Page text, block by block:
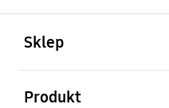
Sklep
Produkt